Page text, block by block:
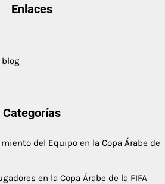
Enlaces
Categorías
del Equipo en la Copa Árabe de
en la Copa Árabe de la FIFA